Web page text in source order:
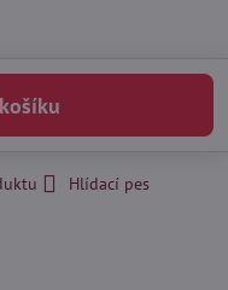
košíku
Hlídací pes